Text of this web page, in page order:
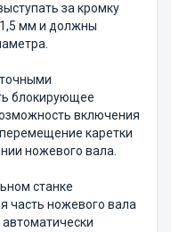
за кромку
мм и должны
блокирующее
включения
каретки
ножевого вала.
станке
часть ножевого вала